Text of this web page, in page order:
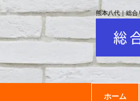
ホーム
熊本八代｜総